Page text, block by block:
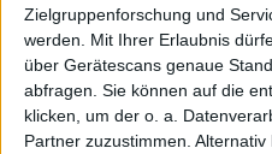
Zielgruppenforschung und
werden.
Mit Ihrer Erlaubnis
über Gerätescans genaue
abfragen. Sie können auf die
klicken, um der o. a.
Partner zuzustimmen.